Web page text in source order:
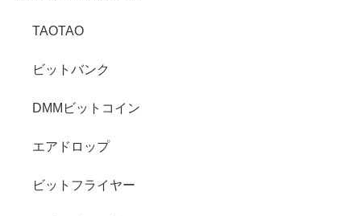
TAOTAO
ビットバンク
DMMビットコイン
エアドロップ
ビットフライヤー